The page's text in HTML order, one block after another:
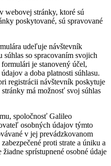
webovej stránky, ktoré sú
poskytované, sú spravované
udeľuje návštevník
so spracovaním svojich
je stanovený účel,
a doba platnosti súhlasu.
registrácii návštevník poskytuje
má možnosť svoj súhlas
spoločnosť Galileo
osobných údajov týmto
v jej prevádzkovanom
proti strate a úniku a
sprístupnené osobné údaje